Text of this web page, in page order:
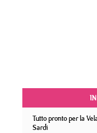
Tutto pronto per la
Sardi